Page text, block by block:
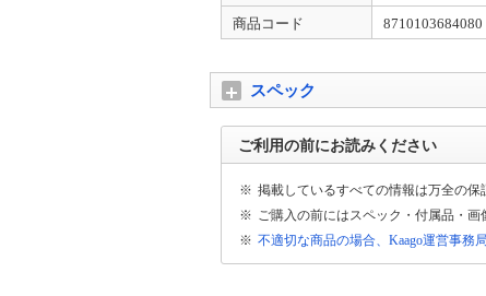
インボイス制度への対応について
換を除く https://kaago.com/order/receipt/
ご来店されるお客様へ
ご来店の場合はあらかじめ在庫を確認して
来店にて商品のお受取りが出来るようになり
ご注文・ご予約後に店舗にて商品をお受取
商品コード
8710103684080
スペック
ご利用の前にお読みください
※ 掲載しているすべての情報は万全の保
※ ご購入の前にはスペック・付属品・画
※ 不適切な商品の場合、Kaago運営事務